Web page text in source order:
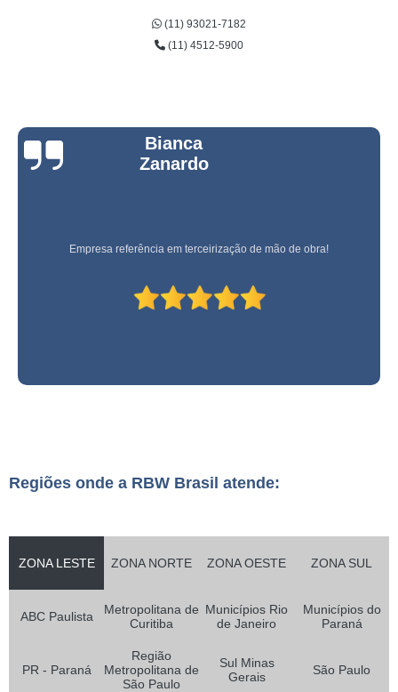
(11) 93021-7182
(11) 4512-5900
Bianca
Zanardo
Empresa referência em terceirização de mão de obra!
Regiões onde a RBW Brasil atende:
ZONA LESTE ZONA NORTE ZONA OESTE ZONA SUL
ABC Paulista
Metropolitana de
Curitiba
Municípios Rio
de Janeiro
Municípios do
Paraná
PR - Paraná
Região
Metropolitana de
São Paulo
Sul Minas
Gerais
São Paulo